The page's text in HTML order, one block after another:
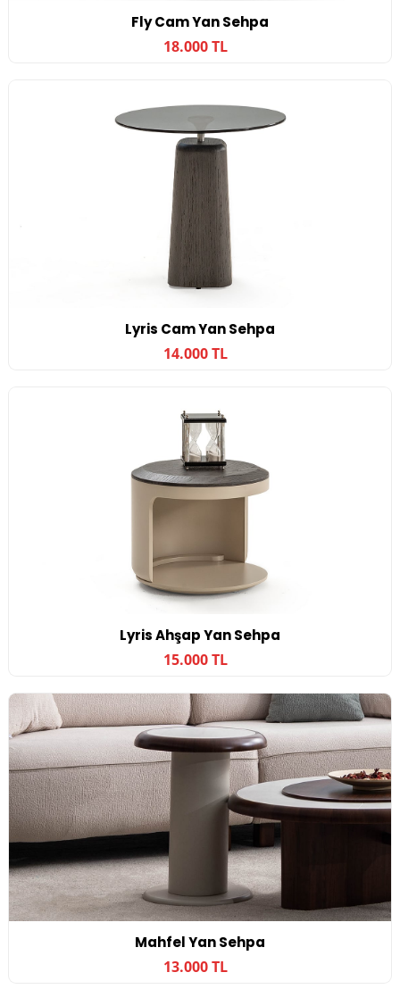
Fly Cam Yan Sehpa
18.000 TL
Lyris Cam Yan Sehpa
14.000 TL
Lyris Ahşap Yan Sehpa
15.000 TL
Mahfel Yan Sehpa
13.000 TL